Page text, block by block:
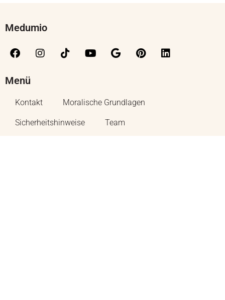
Medumio
Menü
Kontakt Moralische Grundlagen
Sicherheitshinweise Team